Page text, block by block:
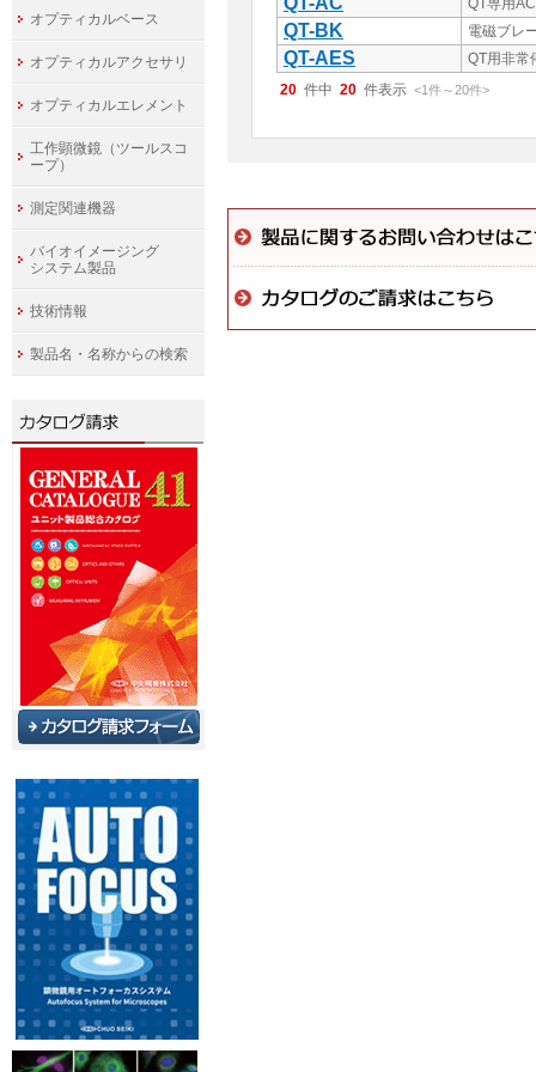
QT専用
QT-BK 電磁ブレ
QT-AES
QT用非常
20 件中 20 件表示 <1件～20件>
オプティカルベース
オプティカルアクセサリ
オプティカルエレメント
工作顕微鏡（ツールスコ
ープ）
測定関連機器
バイオイメージング
システム製品
技術情報
製品名・名称からの検索